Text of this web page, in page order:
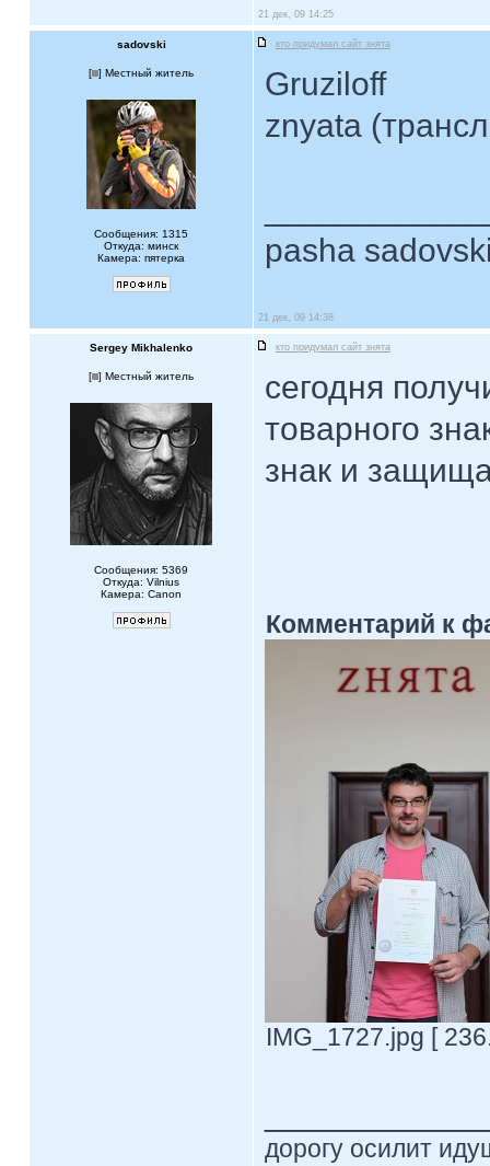
21 дек, 09 14:25
sadovski кто придумал сайт знята
[ ] Местный житель
Сообщения: 1315
Откуда: минск
Камера: пятерка
Gruziloff
znyata
pasha
21 дек, 09 14:38
Sergey Mikhalenko кто придумал сайт знята
[ ] Местный житель
Сообщения: 5369
Откуда: Vilnius
Камера: Canon
сегодня
товарного
знак и
Комментарий к
IMG_1727.jpg [
дорогу осилит